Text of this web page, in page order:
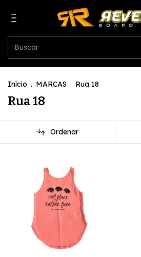
Início . MARCAS . Rua 18
Rua 18
Ordenar